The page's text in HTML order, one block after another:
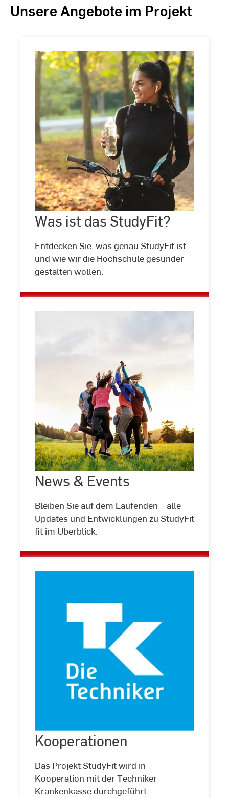
Unsere Angebote im Projekt
©
Drobot
Dean/Stock.adobe.com
Was ist das StudyFit?
Entdecken Sie, was genau StudyFit ist
und wie wir die Hochschule gesünder
gestalten wollen.
Was
ist
das
StudyFit?
©
Halfpoint/stock.adobe.com
News & Events
Bleiben Sie auf dem Laufenden – alle
Updates und Entwicklungen zu StudyFit
fit im Überblick.
News
&
Events
©
Techniker
Krankenkasse
Kooperationen
Das Projekt StudyFit wird in
Kooperation mit der Techniker
Krankenkasse durchgeführt.
Kooperationen